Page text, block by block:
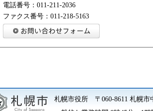
電話番号：011-211-2036
ファクス番号：011-218-5163
札幌市役所 〒060-8611 札幌